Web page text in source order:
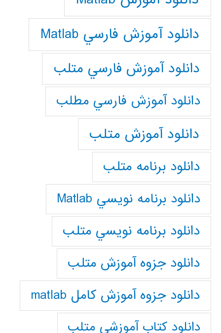
دانلود آموزش فارسي Matlab
دانلود آموزش فارسي متلب
دانلود آموزش فارسي مطلب
دانلود آموزش متلب
دانلود برنامه متلب
دانلود برنامه نويسي Matlab
دانلود برنامه نويسي متلب
دانلود جزوه آموزش متلب
دانلود جزوه آموزش کامل matlab
دانلود كتاب آموزشي متلب